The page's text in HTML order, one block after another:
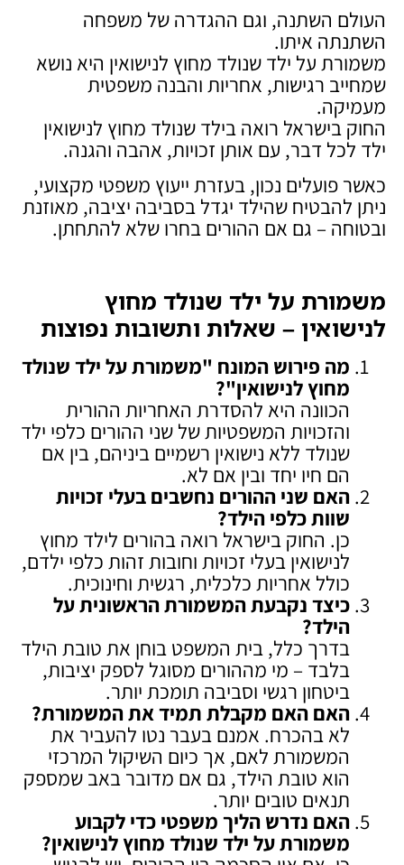
העולם השתנה, וגם ההגדרה של משפחה
השתנתה איתו.
משמורת על ילד שנולד מחוץ לנישואין היא נושא
שמחייב רגישות, אחריות והבנה משפטית
מעמיקה.
החוק בישראל רואה בילד שנולד מחוץ לנישואין
ילד לכל דבר, עם אותן זכויות, אהבה והגנה.
כאשר פועלים נכון, בעזרת ייעוץ משפטי מקצועי,
ניתן להבטיח שהילד יגדל בסביבה יציבה, מאוזנת
ובטוחה – גם אם ההורים בחרו שלא להתחתן.
משמורת על ילד שנולד מחוץ
לנישואין – שאלות ותשובות נפוצות
מה פירוש המונח "משמורת על ילד שנולד
מחוץ לנישואין"?
הכוונה היא להסדרת האחריות ההורית
והזכויות המשפטיות של שני ההורים כלפי ילד
שנולד ללא נישואין רשמיים ביניהם, בין אם
הם חיו יחד ובין אם לא.
האם שני ההורים נחשבים בעלי זכויות
שוות כלפי הילד?
כן. החוק בישראל רואה בהורים לילד מחוץ
לנישואין בעלי זכויות וחובות זהות כלפי ילדם,
כולל אחריות כלכלית, רגשית וחינוכית.
כיצד נקבעת המשמורת הראשונית על
הילד?
בדרך כלל, בית המשפט בוחן את טובת הילד
בלבד – מי מההורים מסוגל לספק יציבות,
ביטחון רגשי וסביבה תומכת יותר.
האם האם מקבלת תמיד את המשמורת?
לא בהכרח. אמנם בעבר נטו להעביר את
המשמורת לאם, אך כיום השיקול המרכזי
הוא טובת הילד, גם אם מדובר באב שמספק
תנאים טובים יותר.
האם נדרש הליך משפטי כדי לקבוע
משמורת על ילד שנולד מחוץ לנישואין?